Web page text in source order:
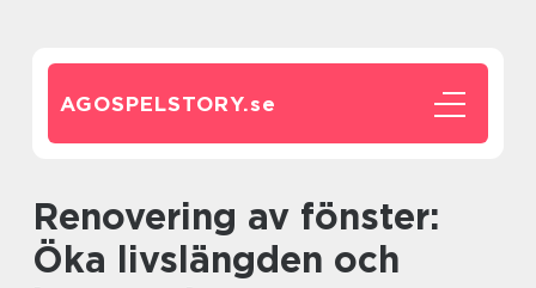
AGOSPELSTORY.se
Renovering av fönster:
Öka livslängden och